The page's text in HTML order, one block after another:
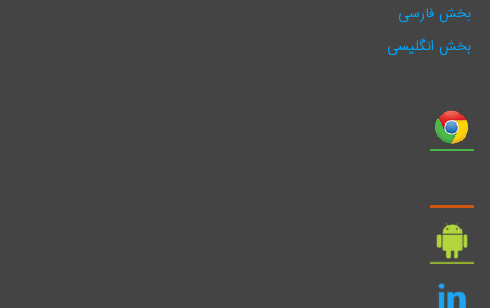
بخش فارسی
بخش انگلیسی